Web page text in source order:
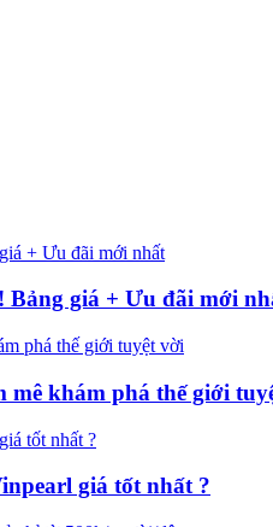
Bảng giá + Ưu đãi mới
mê khám phá thế giới
giá tốt nhất ?